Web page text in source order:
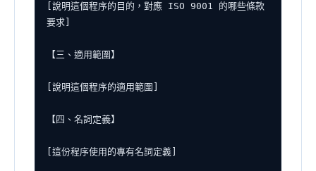
[說明這個程序的目的，對應 ISO 9001 的哪些條款
要求]
【三、適用範圍】
[說明這個程序的適用範圍]
【四、名詞定義】
[這份程序使用的專有名詞定義]